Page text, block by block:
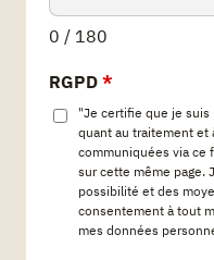
0 / 180
RGPD*
"Je certifie que je
quant au traitement
communiquées via ce
sur cette même page.
possibilité et des
consentement à tout
mes données